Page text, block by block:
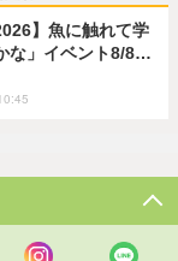
】魚に触れて学
な」イベント8/8…